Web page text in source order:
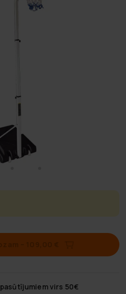
pasūtījumiem virs 50€